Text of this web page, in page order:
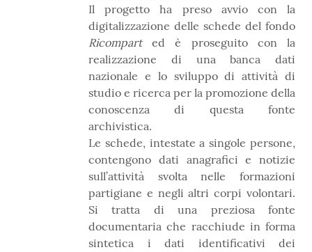
Il progetto ha preso avvio con la
digitalizzazione delle schede del fondo
Ricomparted è proseguito con la
realizzazione di una banca dati
nazionale e lo sviluppo di attività di
studio e ricerca per la promozione della
conoscenza di questa fonte
archivistica.
Le schede, intestate a singole persone,
contengono dati anagrafici e notizie
sull’attività svolta nelle formazioni
partigiane e negli altri corpi volontari.
Si tratta di una preziosa fonte
documentaria che racchiude in forma
sintetica i dati identificativi dei